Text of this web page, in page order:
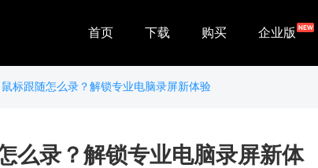
首页 下载 购买 企业版
标跟随怎么录？解锁专业电脑录屏新体验
么录？解锁专业电脑录屏新体